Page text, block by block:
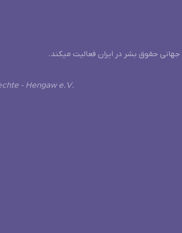
حقوق بشر در ایران فعالیت میکند.
- Hengaw e.V.